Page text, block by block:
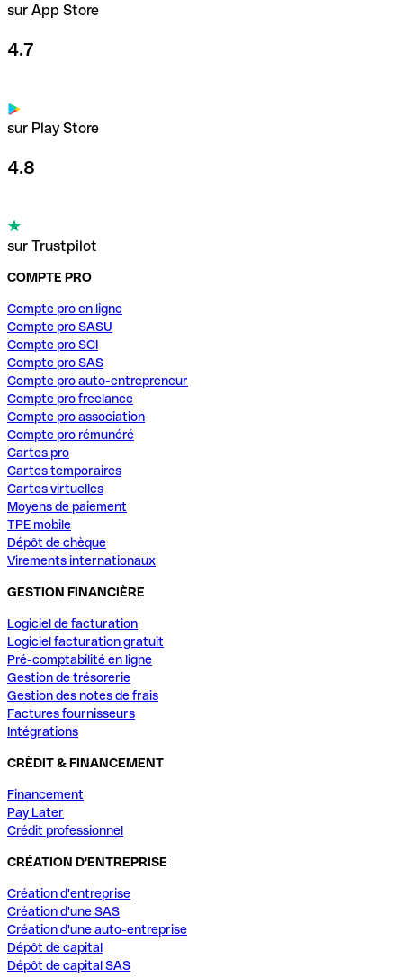
sur App Store
4.7
sur Play Store
4.8
sur Trustpilot
COMPTE PRO
Compte pro en ligne
Compte pro SASU
Compte pro SCI
Compte pro SAS
Compte pro auto-entrepreneur
Compte pro freelance
Compte pro association
Compte pro rémunéré
Cartes pro
Cartes temporaires
Cartes virtuelles
Moyens de paiement
TPE mobile
Dépôt de chèque
Virements internationaux
GESTION FINANCIÈRE
Logiciel de facturation
Logiciel facturation gratuit
Pré-comptabilité en ligne
Gestion de trésorerie
Gestion des notes de frais
Factures fournisseurs
Intégrations
CRÈDIT & FINANCEMENT
Financement
Pay Later
Crédit professionnel
CRÉATION D'ENTREPRISE
Création d'entreprise
Création d'une SAS
Création d'une auto-entreprise
Dépôt de capital
Dépôt de capital SAS